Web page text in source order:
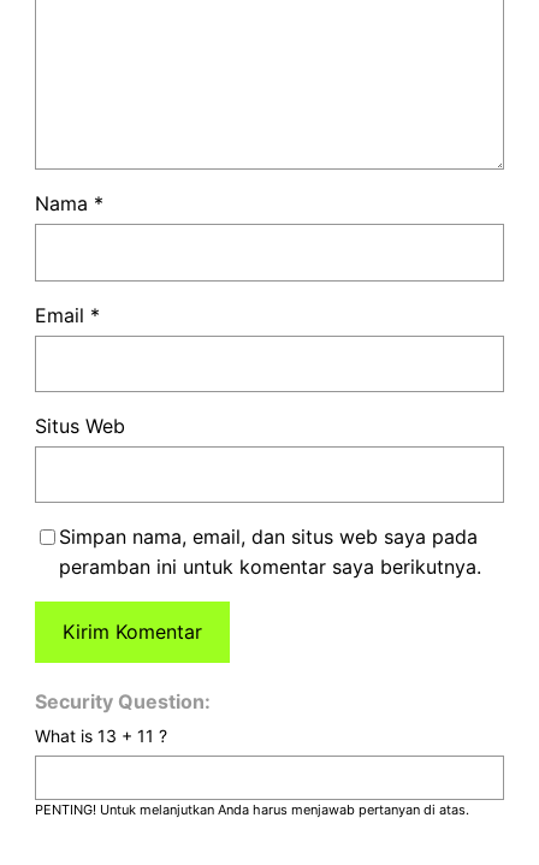
Nama *
Email *
Situs Web
Simpan nama, email, dan situs web saya pada
peramban ini untuk komentar saya berikutnya.
Security Question:
What is 13 + 11 ?
PENTING! Untuk melanjutkan Anda harus menjawab pertanyan di atas.